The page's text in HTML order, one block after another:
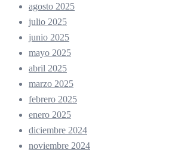
agosto 2025
julio 2025
junio 2025
mayo 2025
abril 2025
marzo 2025
febrero 2025
enero 2025
diciembre 2024
noviembre 2024